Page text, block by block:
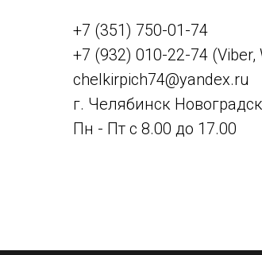
+7 (351) 750-01-74
+7 (932) 010-22-74 (Viber,
chelkirpich74@yandex.ru
г. Челябинск
Пн - Пт с 8.00 до 17.00